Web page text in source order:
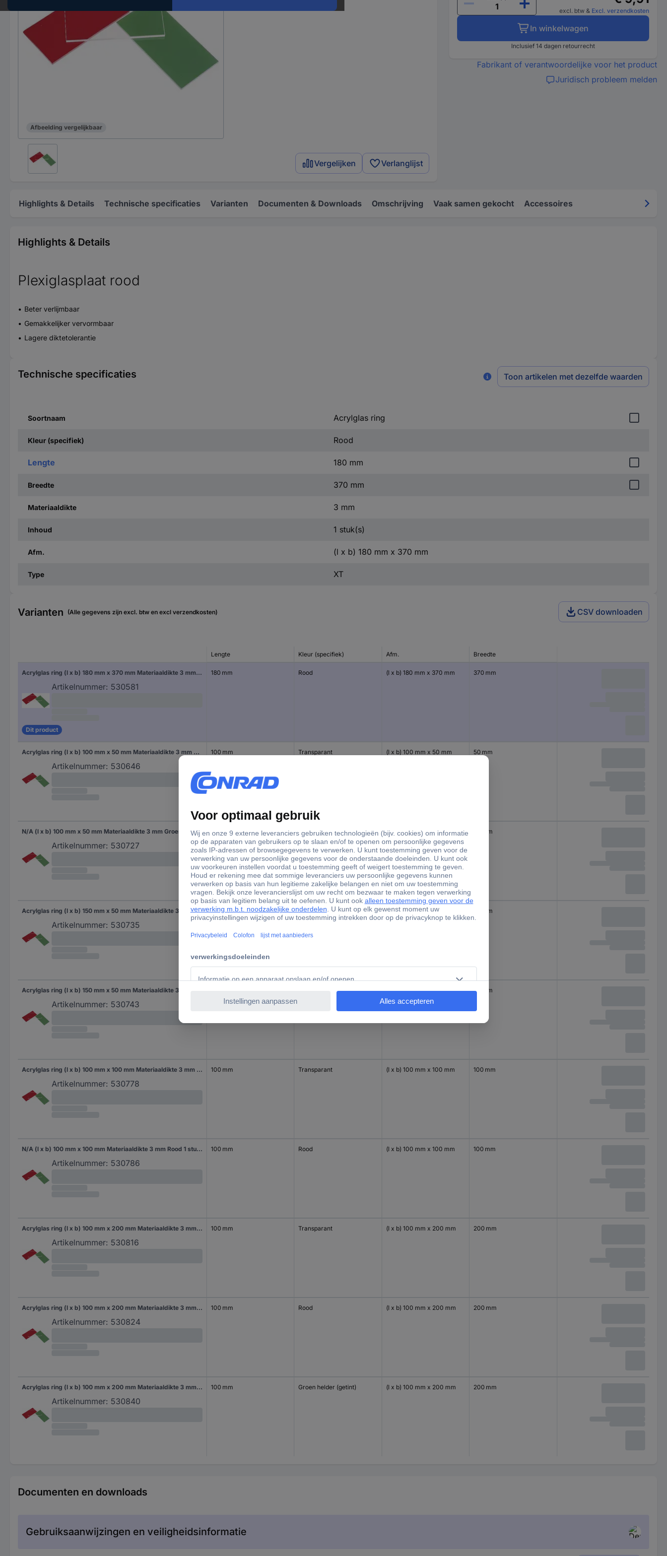
Afbeelding vergelijkbaar
Vergelijken Verlanglijst
excl. btw & Excl. verzendkosten
In winkelwagen
Inclusief 14 dagen retourrecht
Fabrikant of verantwoordelijke voor het product
Juridisch probleem melden
Highlights & Details Technische specificaties Varianten Documenten & Downloads Omschrijving Vaak samen gekocht Accessoires
Highlights & Details
Plexiglasplaat rood
Beter verlijmbaar
Gemakkelijker vervormbaar
Lagere diktetolerantie
Technische specificaties Toon artikelen met dezelfde waarden
Soortnaam Acrylglas ring
Kleur (specifiek) Rood
Lengte 180 mm
Breedte 370 mm
Materiaaldikte 3 mm
Inhoud 1 stuk(s)
Afm. (l x b) 180 mm x 370 mm
Type XT
Varianten (Alle gegevens zijn excl. btw en excl verzendkosten) CSV downloaden
Lengte Kleur (specifiek) Afm. Breedte
Acrylglas ring (l x b) 180 mm x 370 mm Materiaaldikte 3 mm Rood 1 stuk(s)
Artikelnummer: 530581
Dit product
180 mm Rood (l x b) 180 mm x 370 mm 370 mm
Acrylglas ring (l x b) 100 mm x 50 mm Materiaaldikte 3 mm Transparant 1 stuk(s)
Artikelnummer: 530646
100 mm Transparant (l x b) 100 mm x 50 mm 50 mm
N/A (l x b) 100 mm x 50 mm Materiaaldikte 3 mm Groen helder (getint) 1 stuk(s)
Artikelnummer: 530727
100 mm Groen helder (getint) (l x b) 100 mm x 50 mm 50 mm
Acrylglas ring (l x b) 150 mm x 50 mm Materiaaldikte 3 mm Transparant 1 stuk(s)
Artikelnummer: 530735
150 mm Transparant (l x b) 150 mm x 50 mm 50 mm
Artikelnummer: 530743
(l x b) 150 mm x 50 mm 50 mm
Acrylglas ring (l x b) 100 mm x 100 mm Materiaaldikte 3 mm Transparant 1 stuk(s)
Artikelnummer: 530778
100 mm Transparant (l x b) 100 mm x 100 mm 100 mm
N/A (l x b) 100 mm x 100 mm Materiaaldikte 3 mm Rood 1 stuk(s)
Artikelnummer: 530786
100 mm Rood (l x b) 100 mm x 100 mm 100 mm
Acrylglas ring (l x b) 100 mm x 200 mm Materiaaldikte 3 mm Transparant 1 stuk(s)
Artikelnummer: 530816
100 mm Transparant (l x b) 100 mm x 200 mm 200 mm
Acrylglas ring (l x b) 100 mm x 200 mm Materiaaldikte 3 mm Rood 1 stuk(s)
Artikelnummer: 530824
100 mm Rood (l x b) 100 mm x 200 mm 200 mm
Acrylglas ring (l x b) 100 mm x 200 mm Materiaaldikte 3 mm Groen helder (getint) 1 stuk(s)
Artikelnummer: 530840
100 mm Groen helder (getint) (l x b) 100 mm x 200 mm 200 mm
Documenten en downloads
Gebruiksaanwijzingen en veiligheidsinformatie